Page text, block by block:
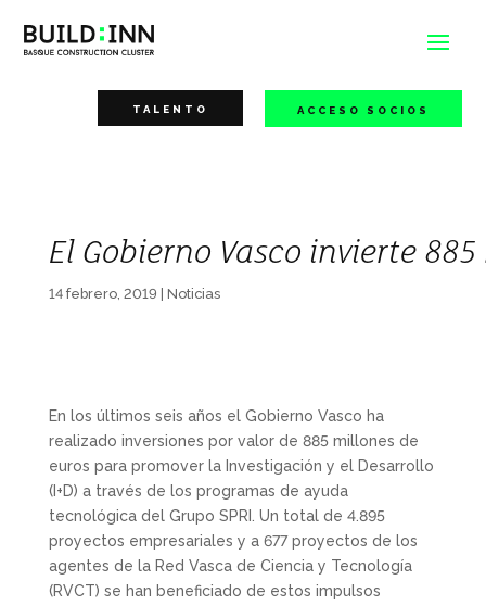
TALENTO ACCESO SOCIOS
El Gobierno Vasco invierte
14 febrero, 2019 Noticias
En los últimos seis años el Gobierno Vasco ha
realizado inversiones por valor de 885 millones de
euros para promover la Investigación y el Desarrollo
(I+D) a través de los programas de ayuda
tecnológica del Grupo SPRI. Un total de 4.895
proyectos empresariales y a 677 proyectos de los
agentes de la Red Vasca de Ciencia y Tecnología
(RVCT) se han beneficiado de estos impulsos